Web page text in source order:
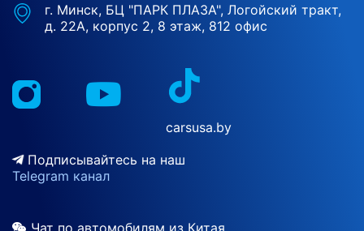
г. Минск, БЦ "ПАРК ПЛАЗА", Логойский тракт,
д. 22А, корпус 2, 8 этаж, 812 офис
carsusa.by
Подписывайтесь на наш
Telegram канал
Чат по автомобилям из Китая